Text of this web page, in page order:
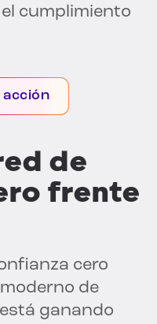
cumplimiento
acción
de
frente
cero
de
ganando